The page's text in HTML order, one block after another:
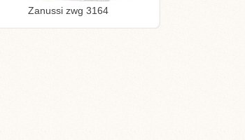
Zanussi zwg 3164